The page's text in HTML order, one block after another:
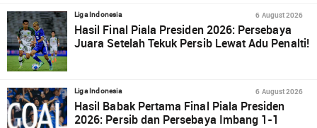
Liga Indonesia 6 August 2026
Hasil Final Piala Presiden 2026: Persebaya
Juara Setelah Tekuk Persib Lewat Adu Penalti!
Liga Indonesia 6 August 2026
Hasil Babak Pertama Final Piala Presiden
2026: Persib dan Persebaya Imbang 1-1